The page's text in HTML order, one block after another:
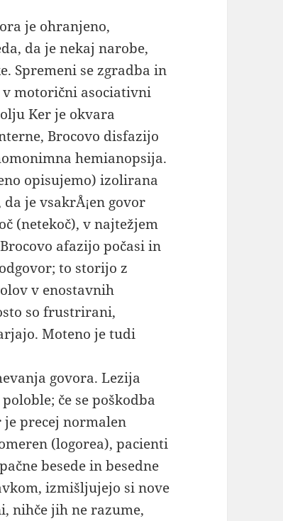
je ohranjeno,
da je nekaj narobe,
Spremeni se zgradba in
motorični asociativni
Ker je okvara
Brocovo disfazijo
hemianopsija.
opisujemo) izolirana
je vsakrÅ¡en govor
(netekoč), v najtežjem
afazijo počasi in
to storijo z
v enostavnih
so frustrirani,
Moteno je tudi
govora. Lezija
če se poškodba
precej normalen
(logorea), pacienti
besede in besedne
izmišljujejo si nove
nihče jih ne razume,